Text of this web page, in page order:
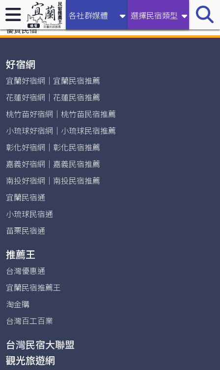
各社群媒體 選擇民宿類型
宜蘭民宿推薦王｜【2026宜蘭包棟民宿推薦】專訪60+高評
價宜蘭民宿｜親子友善｜包棟烤肉｜溫泉Villa｜最新開幕｜
優質民宿
好宿網
宜蘭好宿網｜宜蘭民宿推薦
花蓮好宿網｜花蓮民宿推薦
桃竹苗好宿網｜桃竹苗民宿推薦
小琉球好宿網｜小琉球民宿推薦
彰化好宿網｜彰化民宿推薦
嘉義好宿網｜嘉義民宿推薦
南投好宿網｜南投民宿推薦
宜蘭民宿通
小琉球民宿通
苗栗民宿通
推薦王
台灣優惠通
宜蘭民宿推薦王
淘金購
台灣百工百業
台灣民宿大聯盟
觀光旅遊網